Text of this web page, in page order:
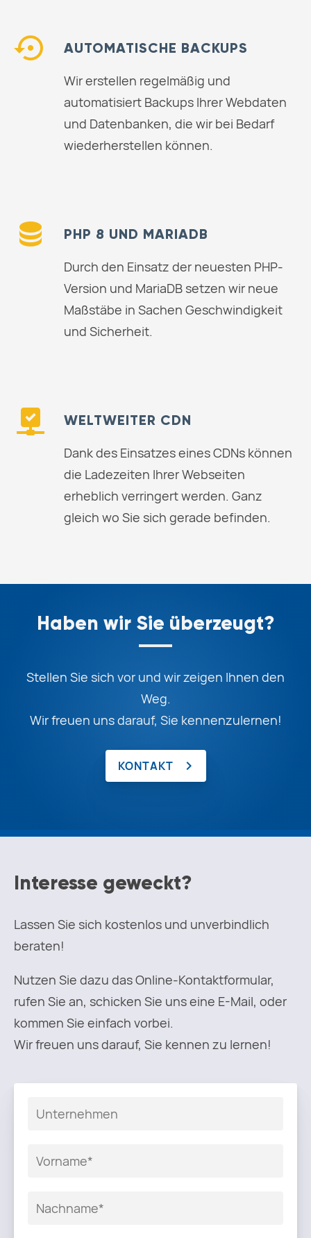
AUTOMATISCHE BACKUPS
Wir erstellen regelmäßig und
automatisiert Backups Ihrer Webdaten
und Datenbanken, die wir bei Bedarf
wiederherstellen können.
PHP 8 UND MARIADB
Durch den Einsatz der neuesten PHP-
Version und MariaDB setzen wir neue
Maßstäbe in Sachen Geschwindigkeit
und Sicherheit.
WELTWEITER CDN
Dank des Einsatzes eines CDNs können
die Ladezeiten Ihrer Webseiten
erheblich verringert werden. Ganz
gleich wo Sie sich gerade befinden.
Haben wir Sie überzeugt?
Stellen Sie sich vor und wir zeigen Ihnen den
Weg.
Wir freuen uns darauf, Sie kennenzulernen!
KONTAKT
Interesse geweckt?
Lassen Sie sich kostenlos und unverbindlich
beraten!
Nutzen Sie dazu das Online-Kontaktformular,
rufen Sie an, schicken Sie uns eine E-Mail, oder
kommen Sie einfach vorbei.
Wir freuen uns darauf, Sie kennen zu lernen!